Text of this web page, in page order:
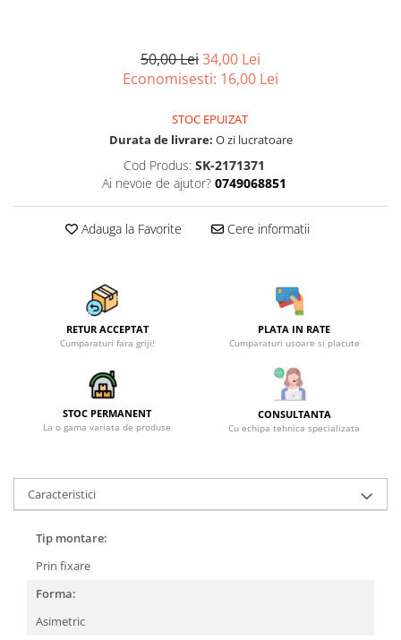
Accesorii gresie si faianta
Accesorii pentru faianta, gresie si
Accesorii vopsire si tencuire
Sarma constructii
Scule, unelte si masini
Sfoara si franghii
Suruburi, dibluri si accesorii
prindere
Lustre si pendule
Accesorii corpuri de iluminat
50,00 Lei34,00 Lei
Economisesti: 16,00 Lei
STOC EPUIZAT
Durata de livrare: O zi lucratoare
Cod Produs: SK-2171371
Ai nevoie de ajutor? 0749068851
Adauga la Favorite Cere informatii
RETUR ACCEPTAT
Cumparaturi fara griji!
PLATA IN RATE
Cumparaturi usoare si placute
STOC PERMANENT
La o gama variata de produse
CONSULTANTA
Cu echipa tehnica specializata
Caracteristici
Tip montare:
Prin fixare
Forma:
Asimetric